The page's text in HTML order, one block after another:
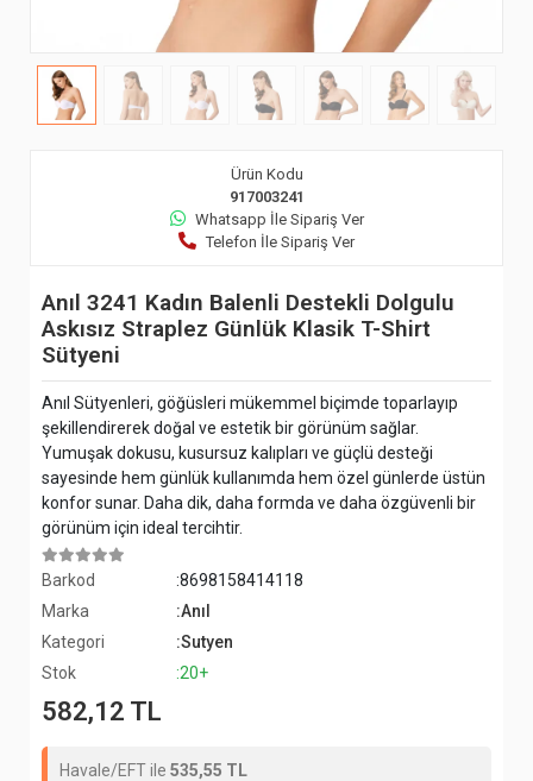
Ürün Kodu
917003241
Whatsapp İle Sipariş Ver
Telefon İle Sipariş Ver
Anıl 3241 Kadın Balenli Destekli Dolgulu
Askısız Straplez Günlük Klasik T-Shirt
Sütyeni
Anıl Sütyenleri, göğüsleri mükemmel biçimde toparlayıp
şekillendirerek doğal ve estetik bir görünüm sağlar.
Yumuşak dokusu, kusursuz kalıpları ve güçlü desteği
sayesinde hem günlük kullanımda hem özel günlerde üstün
konfor sunar. Daha dik, daha formda ve daha özgüvenli bir
görünüm için ideal tercihtir.
Barkod
:8698158414118
Marka
:Anıl
Kategori
:Sutyen
Stok
:20+
582,12 TL
Havale/EFT ile 535,55 TL